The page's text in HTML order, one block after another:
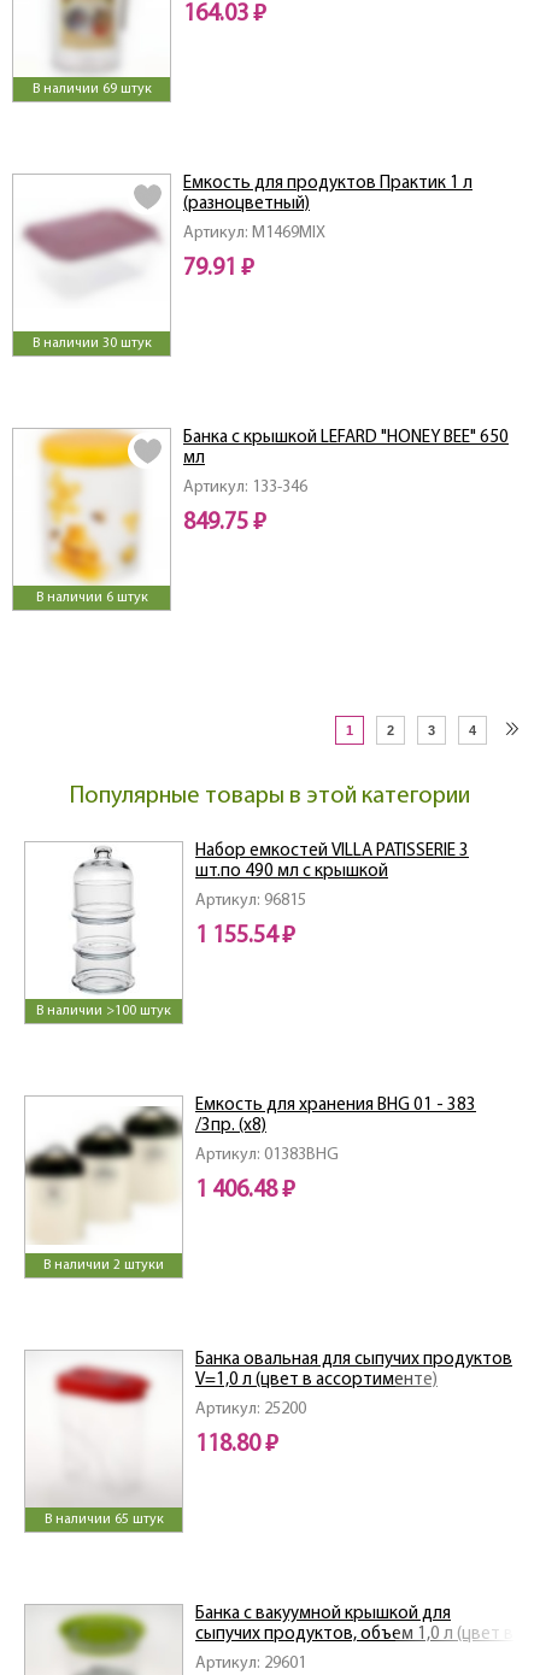
В наличии 69 штук
164.03 ₽
В наличии 30 штук
Артикул: M1469MIX
Емкость для продуктов Практик 1 л
(разноцветный)
79.91 ₽
В наличии 6 штук
Артикул: 133-346
Банка с крышкой LEFARD "HONEY BEE" 650
мл
849.75 ₽
1 2 3 4
Популярные товары в этой категории
В наличии >100 штук
Артикул: 96815
Набор емкостей VILLA PATISSERIE 3
шт.по 490 мл с крышкой
1 155.54 ₽
В наличии 2 штуки
Артикул: 01383BHG
Емкость для хранения BHG 01 - 383
/3пр. (х8)
1 406.48 ₽
В наличии 65 штук
Артикул: 25200
Банка овальная для сыпучих продуктов
V=1,0 л (цвет в ассортименте)
118.80 ₽
Артикул: 29601
Банка с вакуумной крышкой для
сыпучих продуктов, объем 1,0 л (цвет в
ассортименте)